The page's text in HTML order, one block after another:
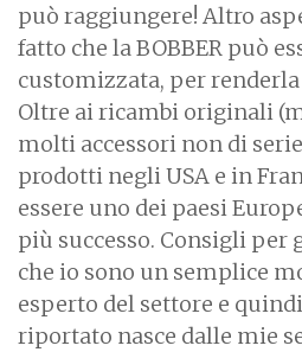
può raggiungere! Altro
fatto che la BOBBER può
customizzata, per
Oltre ai ricambi originali
molti accessori non di
prodotti negli USA e in
essere uno dei paesi
più successo. Consigli per
che io sono un semplice
esperto del settore e
riportato nasce dalle mie